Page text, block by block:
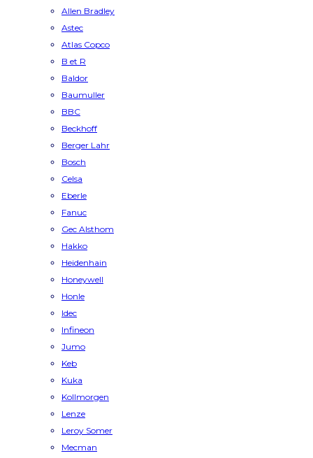
Allen Bradley
Astec
Atlas Copco
B et R
Baldor
Baumuller
BBC
Beckhoff
Berger Lahr
Bosch
Celsa
Eberle
Fanuc
Gec Alsthom
Hakko
Heidenhain
Honeywell
Honle
Idec
Infineon
Jumo
Keb
Kuka
Kollmorgen
Lenze
Leroy Somer
Mecman